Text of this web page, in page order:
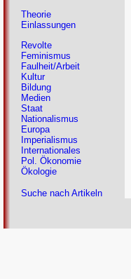
Theorie
Einlassungen
Revolte
Feminismus
Faulheit/Arbeit
Kultur
Bildung
Medien
Staat
Nationalismus
Europa
Imperialismus
Internationales
Pol. Ökonomie
Ökologie
Suche nach Artikeln